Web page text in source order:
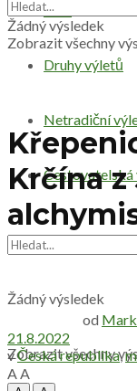
Svět
Druhy výletů
Netradiční
Cestovatelská
Žádný výsledek
Zobrazit všechny
Žádný výsledek
Zobrazit všechny
Krčína
od
21.8.2022
vČeská republika,
AA